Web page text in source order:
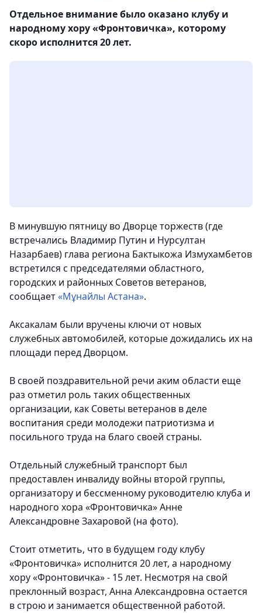
Отдельное внимание было оказано клубу и
народному хору «Фронтовичка», которому
скоро исполнится 20 лет.
В минувшую пятницу во Дворце торжеств (где
встречались Владимир Путин и Нурсултан
Назарбаев) глава региона Бактыкожа Измухамбетов
встретился с председателями областного,
городских и районных Советов ветеранов,
сообщает«Мұнайлы Астана».
Аксакалам были вручены ключи от новых
служебных автомобилей, которые дожидались их на
площади перед Дворцом.
В своей поздравительной речи аким области еще
раз отметил роль таких общественных
организации, как Советы ветеранов в деле
воспитания среди молодежи патриотизма и
посильного труда на благо своей страны.
Отдельный служебный транспорт был
предоставлен инвалиду войны второй группы,
организатору и бессменному руководителю клуба и
народного хора «Фронтовичка» Анне
Александровне Захаровой (на фото).
Стоит отметить, что в будущем году клубу
«Фронтовичка» исполнится 20 лет, а народному
хору «Фронтовичка» - 15 лет. Несмотря на свой
преклонный возраст, Анна Александровна остается
в строю и занимается общественной работой.